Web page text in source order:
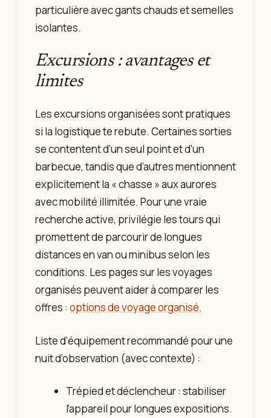
particulière avec gants chauds et semelles
isolantes.
Excursions : avantages et
limites
Les excursions organisées sont pratiques
si la logistique te rebute. Certaines sorties
se contentent d’un seul point et d’un
barbecue, tandis que d’autres mentionnent
explicitement la « chasse » aux aurores
avec mobilité illimitée. Pour une vraie
recherche active, privilégie les tours qui
promettent de parcourir de longues
distances en van ou minibus selon les
conditions. Les pages sur les voyages
organisés peuvent aider à comparer les
offres : options de voyage organisé.
Liste d’équipement recommandé pour une
nuit d’observation (avec contexte) :
Trépied et déclencheur : stabiliser
l’appareil pour longues expositions.